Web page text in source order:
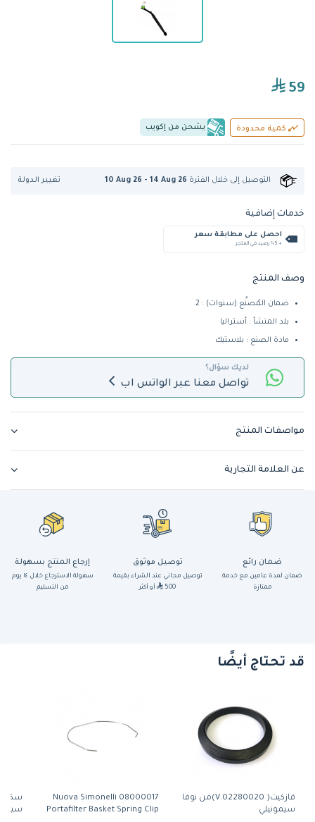
59
كمية محدودة يشحن من إكويب
التوصيل إلى خلال الفترة 10 Aug 26 - 14 Aug 26 تغيير الدولة
خدمات إضافية
احصل على مطابقة سعر
+ %5 رصيد في المتجر
وصف المنتج
ضمان المُصنِّع (سنوات) : 2
بلد المنشأ : أستراليا
مادة الصنع : بلاستيك
لديك سؤال؟
تواصل معنا عبر الواتس اب
مواصفات المنتج
عن العلامة التجارية
ضمان رائع
ضمان لمدة عامين مع خدمة
ممتازة
توصيل موثوق
توصيل مجاني عند الشراء بقيمة
500
أو أكثر
إرجاع المنتج بسهولة
سهولة الاسترجاع خلال ١٤ يوم
من التسليم
قد تحتاج أيضًا
قازكيت( 02280020.V)من نوفا
سيمونيلي
Nuova Simonelli 08000017
Portafilter Basket Spring Clip